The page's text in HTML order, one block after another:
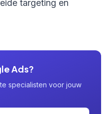
targeting en
Ads?
specialisten voor jouw